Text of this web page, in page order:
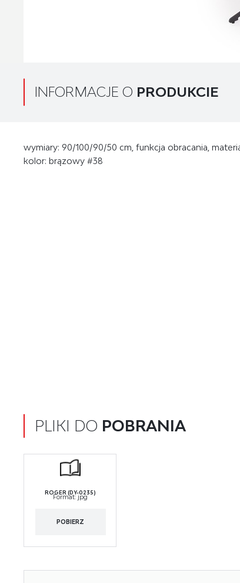
INFORMACJE O PRODUKCIE
wymiary: 90/100/90/50 cm, funkcja obracania,
kolor: brązowy #38
PLIKI DO POBRANIA
ROGER (DY-0235)
Format: jpg
POBIERZ